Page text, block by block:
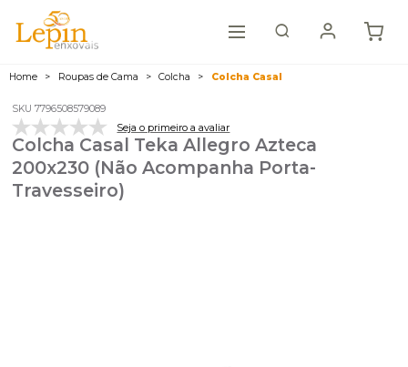
Home Roupas de Cama Colcha Colcha Casal
SKU 7796508579089
Seja o primeiro a avaliar
Colcha Casal Teka Allegro Azteca
200x230 (Não Acompanha Porta-
Travesseiro)